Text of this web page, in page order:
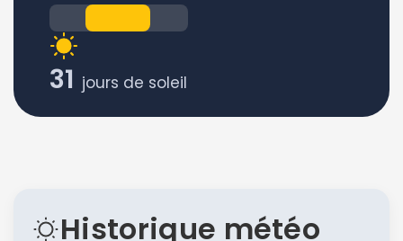
31 jours de soleil
Historique météo